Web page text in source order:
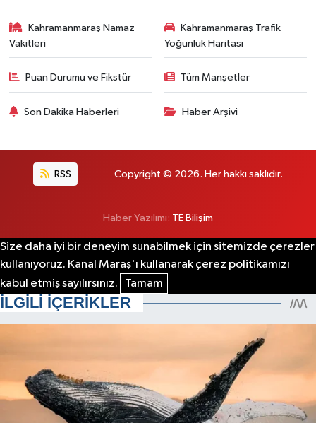
Kahramanmaraş Namaz
Vakitleri
Kahramanmaraş Trafik
Yoğunluk Haritası
Puan Durumu ve Fikstür Tüm Manşetler
Son Dakika Haberleri Haber Arşivi
RSS Copyright © 2026. Her hakkı saklıdır.
Haber Yazılımı: TE Bilişim
Size daha iyi bir deneyim sunabilmek için sitemizde çerezler
kullanıyoruz. Kanal Maraş'ı kullanarak çerez politikamızı
kabul etmiş sayılırsınız.
Tamam